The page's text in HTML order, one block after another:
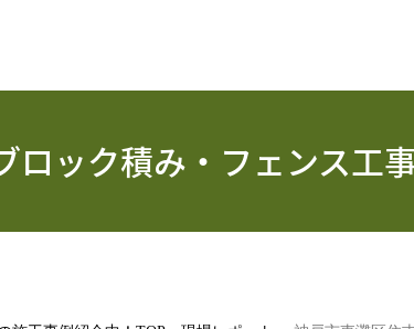
ック積み・フェンス工